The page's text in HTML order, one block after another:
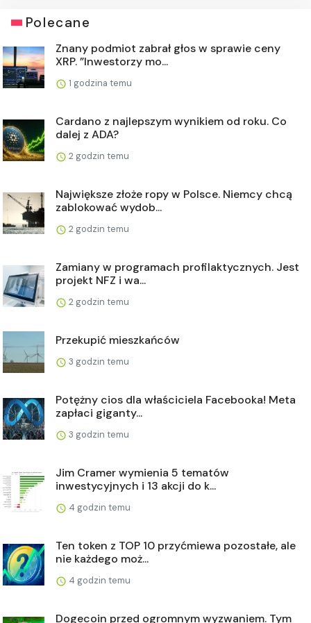
Polecane
Znany podmiot zabrał głos w sprawie ceny
XRP. ”Inwestorzy mo...
1 godzina temu
Cardano z najlepszym wynikiem od roku. Co
dalej z ADA?
2 godzin temu
Największe złoże ropy w Polsce. Niemcy chcą
zablokować wydob...
2 godzin temu
Zamiany w programach profilaktycznych. Jest
projekt NFZ i wa...
2 godzin temu
Przekupić mieszkańców
3 godzin temu
Potężny cios dla właściciela Facebooka! Meta
zapłaci giganty...
3 godzin temu
Jim Cramer wymienia 5 tematów
inwestycyjnych i 13 akcji do k...
4 godzin temu
Ten token z TOP 10 przyćmiewa pozostałe, ale
nie każdego moż...
4 godzin temu
Dogecoin przed ogromnym wyzwaniem. Tym